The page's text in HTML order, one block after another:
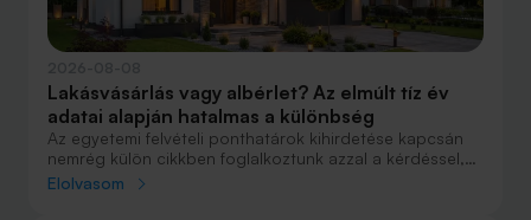
Lakásvásárlás vagy albérlet? Az elmúlt tíz év
adatai alapján hatalmas a különbség
Az egyetemi felvételi ponthatárok kihirdetése kapcsán
nemrég külön cikkben foglalkoztunk azzal a kérdéssel,
hogy lakást venni vagy vásárolni éri meg jobban. Előző
Elolvasom